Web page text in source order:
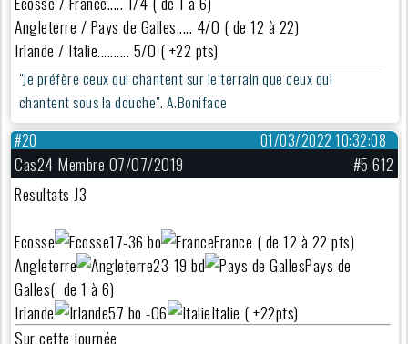
Angleterre / Pays de Galles..... 4/0 ( de 12 à 22)
Irlande / Italie.......... 5/0 ( +22 pts)
"Je préfère ceux qui chantent sur le terrain que ceux qui
chantent sous la douche". A.Boniface
01/03/2022 10:32:08
#20
Cas24 Membre 07/07/2019
#5 612
Resultats J3
Ecosse
17-36 bo
France ( de 12 à 22 pts)
Angleterre
23-19 bd
Pays de
Galles( de 1 à 6)
Irlande
57 bo -06
Italie ( +22pts)
Sur cette journée